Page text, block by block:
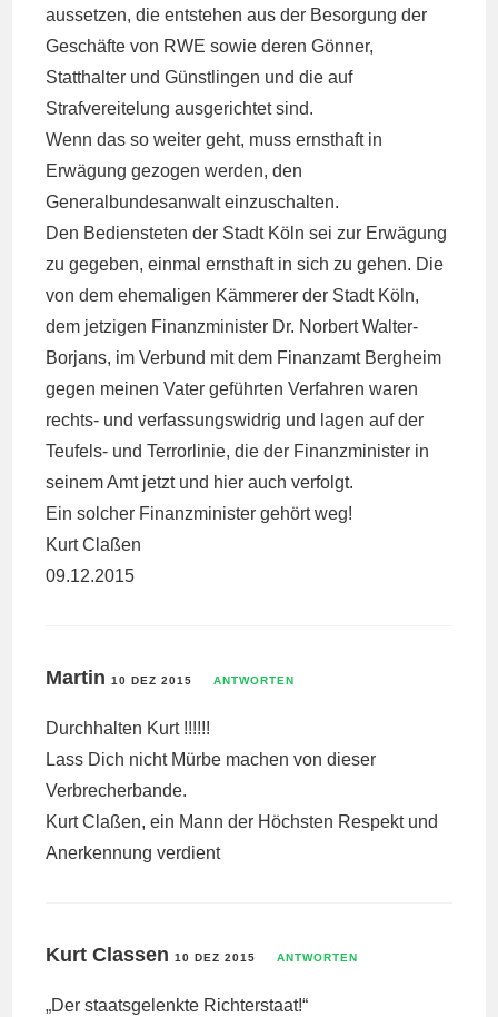
aussetzen, die entstehen aus der Besorgung der
Geschäfte von RWE sowie deren Gönner,
Statthalter und Günstlingen und die auf
Strafvereitelung ausgerichtet sind.
Wenn das so weiter geht, muss ernsthaft in
Erwägung gezogen werden, den
Generalbundesanwalt einzuschalten.
Den Bediensteten der Stadt Köln sei zur Erwägung
zu gegeben, einmal ernsthaft in sich zu gehen. Die
von dem ehemaligen Kämmerer der Stadt Köln,
dem jetzigen Finanzminister Dr. Norbert Walter-
Borjans, im Verbund mit dem Finanzamt Bergheim
gegen meinen Vater geführten Verfahren waren
rechts- und verfassungswidrig und lagen auf der
Teufels- und Terrorlinie, die der Finanzminister in
seinem Amt jetzt und hier auch verfolgt.
Ein solcher Finanzminister gehört weg!
Kurt Claßen
09.12.2015
Martin10 DEZ 2015 ANTWORTEN
Durchhalten Kurt !!!!!!
Lass Dich nicht Mürbe machen von dieser
Verbrecherbande.
Kurt Claßen, ein Mann der Höchsten Respekt und
Anerkennung verdient
Kurt Classen10 DEZ 2015 ANTWORTEN
„Der staatsgelenkte Richterstaat!“